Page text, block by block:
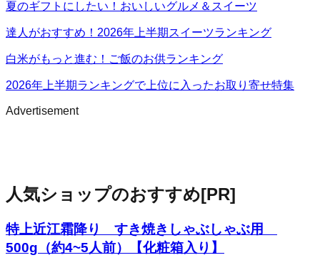
夏のギフトにしたい！おいしいグルメ＆スイーツ
達人がおすすめ！2026年上半期スイーツランキング
白米がもっと進む！ご飯のお供ランキング
2026年上半期ランキングで上位に入ったお取り寄せ特集
Advertisement
人気ショップのおすすめ[PR]
特上近江霜降り すき焼きしゃぶしゃぶ用
500g（約4~5人前）【化粧箱入り】